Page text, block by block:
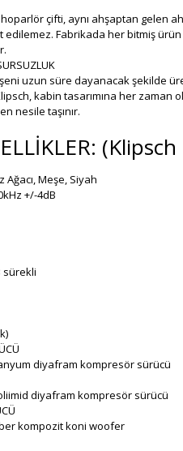
çifti, aynı ahşaptan gelen
edilemez. Fabrikada her bitmiş
uzun süre dayanacak şekilde
kabin tasarımına her zaman
nesile taşınır.
Ağacı, Meşe, Siyah
+/-4dB
sürekli
diyafram kompresör sürücü
diyafram kompresör sürücü
kompozit koni woofer